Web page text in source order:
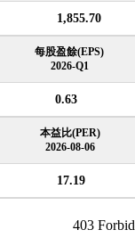
1,855.70
每股盈餘(EPS)
2026-Q1
0.63
本益比(PER)
2026-08-06
17.19